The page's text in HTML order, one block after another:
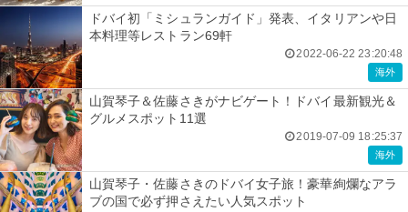
ドバイ初「ミシュランガイド」発表、イタリアンや日
本料理等レストラン69軒
2022-06-22 23:20:48
海外
山賀琴子＆佐藤さきがナビゲート！ドバイ最新観光＆
グルメスポット11選
2019-07-09 18:25:37
海外
山賀琴子・佐藤さきのドバイ女子旅！豪華絢爛なアラ
ブの国で必ず押さえたい人気スポット